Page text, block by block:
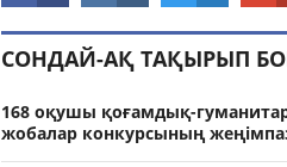
СОНДАЙ-АҚ ТАҚЫРЫП
168 оқушы қоғамдық-
жобалар конкурсының